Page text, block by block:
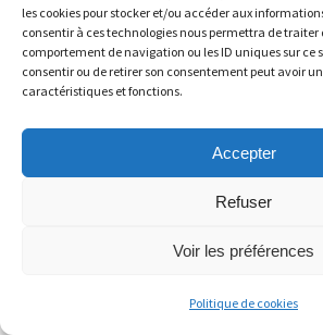
les cookies pour stocker et/ou accéder aux
consentir à ces technologies nous permettra de traiter
comportement de navigation ou les ID uniques sur ce
consentir ou de retirer son consentement peut avoir
caractéristiques et fonctions.
Accepter
Refuser
Voir les préférences
Politique de cookies
Copyright © 2026 FFPJP CD 70 | Propulsé